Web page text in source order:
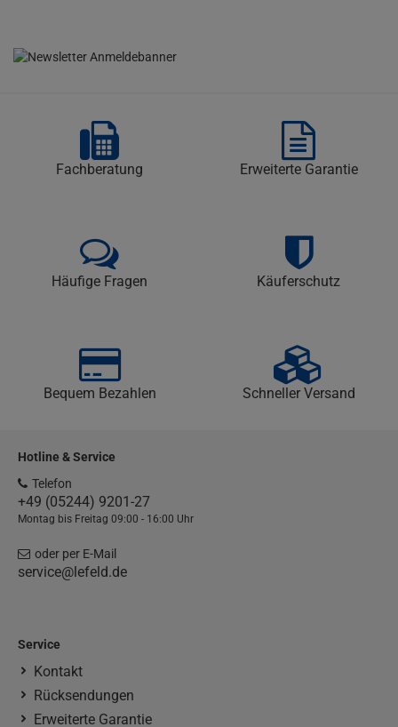
Fachberatung Erweiterte Garantie
Häufige Fragen Käuferschutz
Bequem Bezahlen Schneller Versand
Hotline & Service
Telefon
+49 (05244) 9201-27
Montag bis Freitag 09:00 - 16:00 Uhr
oder per E-Mail
service@lefeld.de
Service
Kontakt
Rücksendungen
Erweiterte Garantie